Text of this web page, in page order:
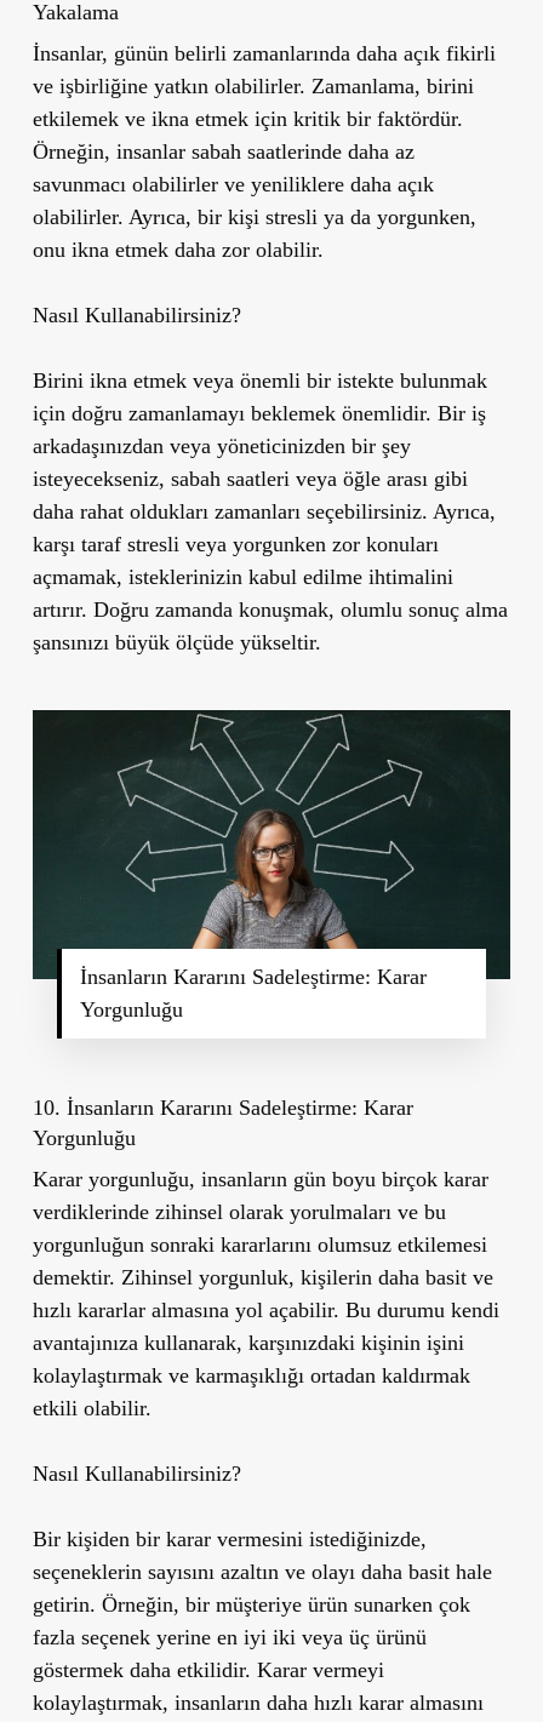
Yakalama
İnsanlar, günün belirli zamanlarında daha açık fikirli
ve işbirliğine yatkın olabilirler. Zamanlama, birini
etkilemek ve ikna etmek için kritik bir faktördür.
Örneğin, insanlar sabah saatlerinde daha az
savunmacı olabilirler ve yeniliklere daha açık
olabilirler. Ayrıca, bir kişi stresli ya da yorgunken,
onu ikna etmek daha zor olabilir.
Nasıl Kullanabilirsiniz?
Birini ikna etmek veya önemli bir istekte bulunmak
için doğru zamanlamayı beklemek önemlidir. Bir iş
arkadaşınızdan veya yöneticinizden bir şey
isteyecekseniz, sabah saatleri veya öğle arası gibi
daha rahat oldukları zamanları seçebilirsiniz. Ayrıca,
karşı taraf stresli veya yorgunken zor konuları
açmamak, isteklerinizin kabul edilme ihtimalini
artırır. Doğru zamanda konuşmak, olumlu sonuç alma
şansınızı büyük ölçüde yükseltir.
İnsanların Kararını Sadeleştirme: Karar
Yorgunluğu
10. İnsanların Kararını Sadeleştirme: Karar
Yorgunluğu
Karar yorgunluğu, insanların gün boyu birçok karar
verdiklerinde zihinsel olarak yorulmaları ve bu
yorgunluğun sonraki kararlarını olumsuz etkilemesi
demektir. Zihinsel yorgunluk, kişilerin daha basit ve
hızlı kararlar almasına yol açabilir. Bu durumu kendi
avantajınıza kullanarak, karşınızdaki kişinin işini
kolaylaştırmak ve karmaşıklığı ortadan kaldırmak
etkili olabilir.
Nasıl Kullanabilirsiniz?
Bir kişiden bir karar vermesini istediğinizde,
seçeneklerin sayısını azaltın ve olayı daha basit hale
getirin. Örneğin, bir müşteriye ürün sunarken çok
fazla seçenek yerine en iyi iki veya üç ürünü
göstermek daha etkilidir. Karar vermeyi
kolaylaştırmak, insanların daha hızlı karar almasını